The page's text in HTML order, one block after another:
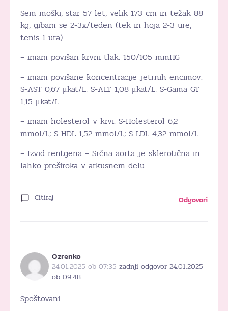
Sem moški, star 57 let, velik 173 cm in težak 88
kg, gibam se 2-3x/teden (tek in hoja 2-3 ure,
tenis 1 ura)
– imam povišan krvni tlak: 150/105 mmHG
– imam povišane koncentracije jetrnih encimov:
S-AST 0,67 μkat/L; S-ALT 1,08 μkat/L; S-Gama GT
1,15 μkat/L
– imam holesterol v krvi: S-Holesterol 6,2
mmol/L; S-HDL 1,52 mmol/L; S-LDL 4,32 mmol/L
– Izvid rentgena – Srčna aorta je sklerotična in
lahko preširoka v arkusnem delu
Citiraj Odgovori
Ozrenko
24.01.2025 ob 07:35 zadnji odgovor 24.01.2025
ob 09:48
Spoštovani